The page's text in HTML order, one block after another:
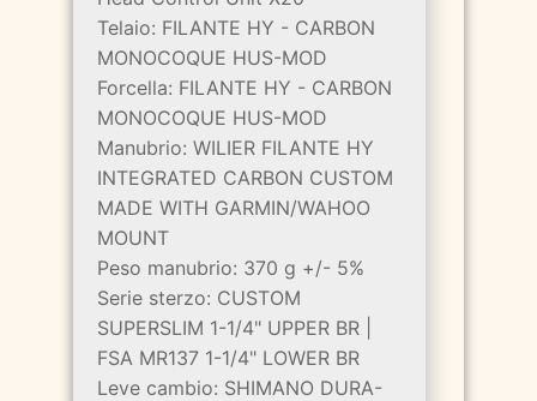
Telaio: FILANTE HY - CARBON
MONOCOQUE HUS-MOD
Forcella: FILANTE HY - CARBON
MONOCOQUE HUS-MOD
Manubrio: WILIER FILANTE HY
INTEGRATED CARBON CUSTOM
MADE WITH GARMIN/WAHOO
MOUNT
Peso manubrio: 370 g +/- 5%
Serie sterzo: CUSTOM
SUPERSLIM 1-1/4" UPPER BR |
FSA MR137 1-1/4" LOWER BR
Leve cambio: SHIMANO DURA-